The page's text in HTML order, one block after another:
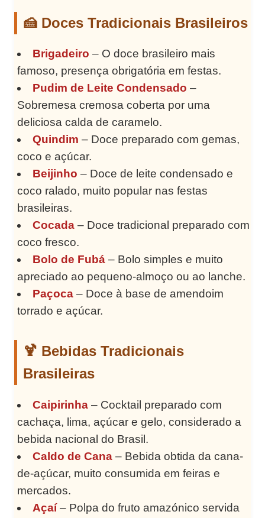
🍰 Doces Tradicionais Brasileiros
Brigadeiro – O doce brasileiro mais
famoso, presença obrigatória em festas.
Pudim de Leite Condensado –
Sobremesa cremosa coberta por uma
deliciosa calda de caramelo.
Quindim – Doce preparado com gemas,
coco e açúcar.
Beijinho – Doce de leite condensado e
coco ralado, muito popular nas festas
brasileiras.
Cocada– Doce tradicional preparado com
coco fresco.
Bolo de Fubá– Bolo simples e muito
apreciado ao pequeno-almoço ou ao lanche.
Paçoca– Doce à base de amendoim
torrado e açúcar.
🍹 Bebidas Tradicionais
Brasileiras
Caipirinha– Cocktail preparado com
cachaça, lima, açúcar e gelo, considerado a
bebida nacional do Brasil.
Caldo de Cana– Bebida obtida da cana-
de-açúcar, muito consumida em feiras e
mercados.
Açaí– Polpa do fruto amazónico servida